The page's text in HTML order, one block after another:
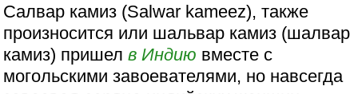
Салвар камиз (Salwar kameez), также
произносится или шальвар камиз (шалвар
камиз) пришелв Индию вместе с
могольскими завоевателями, но навсегда